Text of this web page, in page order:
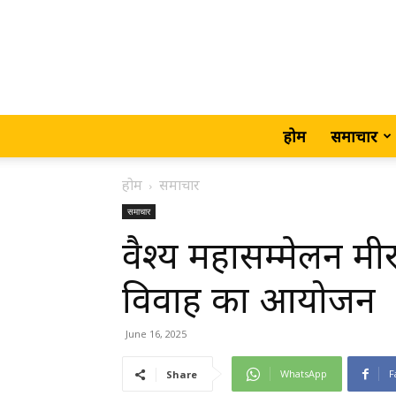
होम समाचार
होम समाचार
समाचार
वैश्य महासम्मेलन
विवाह का आयोजन
June 16, 2025
Share WhatsApp